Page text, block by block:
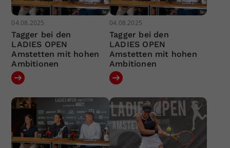
04.08.2025
Tagger bei den
LADIES OPEN
Amstetten mit hohen
Ambitionen
04.08.2025
Tagger bei den
LADIES OPEN
Amstetten mit hohen
Ambitionen